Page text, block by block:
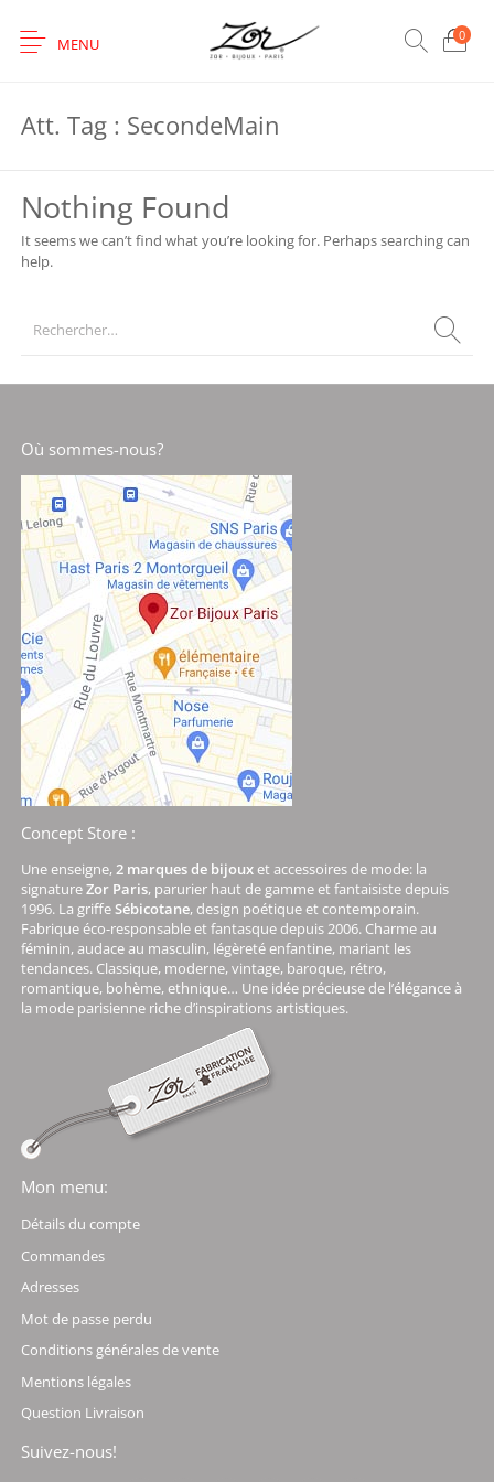
MENU 0
Att. Tag : SecondeMain
Nothing Found
It seems we can’t find what you’re looking for. Perhaps searching can
help.
Où sommes-nous?
Concept Store :
Une enseigne,2 marques de bijouxet accessoires de mode: la
signatureZor Paris, parurier haut de gamme et fantaisiste depuis
1996. La griffeSébicotane, design poétique et contemporain.
Fabrique éco-responsable et fantasque depuis 2006. Charme au
féminin, audace au masculin, légèreté enfantine, mariant les
tendances. Classique, moderne, vintage, baroque, rétro,
romantique, bohème, ethnique… Une idée précieuse de l’élégance à
la mode parisienne riche d’inspirations artistiques.
Mon menu:
Détails du compte
Commandes
Adresses
Mot de passe perdu
Conditions générales de vente
Mentions légales
Question Livraison
Suivez-nous!